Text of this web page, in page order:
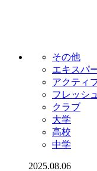
その他
エキスパ
アクティ
フレッシュ
クラブ
大学
高校
中学
2025.08.06